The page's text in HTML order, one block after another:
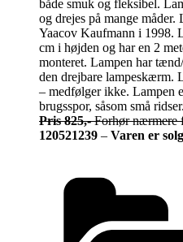
både smuk og fleksibel.
og drejes på mange måder.
Yaacov Kaufmann i 1998.
cm i højden og har en 2
monteret. Lampen har
den drejbare lampeskærm.
– medfølger ikke. Lampen
brugsspor, såsom små ridser.
Pris 825,-Forhør nærmere
120521239 – Varen er